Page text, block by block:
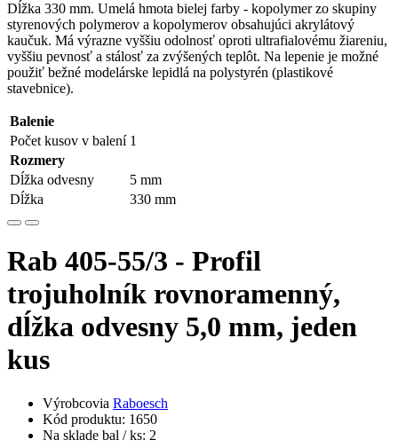
Dĺžka 330 mm. Umelá hmota bielej farby - kopolymer zo skupiny
styrenových polymerov a kopolymerov obsahujúci akrylátový
kaučuk. Má výrazne vyššiu odolnosť oproti ultrafialovému žiareniu,
vyššiu pevnosť a stálosť za zvýšených teplôt. Na lepenie je možné
použiť bežné modelárske lepidlá na polystyrén (plastikové
stavebnice).
Balenie
Počet kusov v balení 1
Rozmery
Dĺžka odvesny
5 mm
Dĺžka
330 mm
Rab 405-55/3 - Profil
trojuholník rovnoramenný,
dĺžka odvesny 5,0 mm, jeden
kus
Výrobcovia Raboesch
Kód produktu: 1650
Na sklade bal / ks: 2